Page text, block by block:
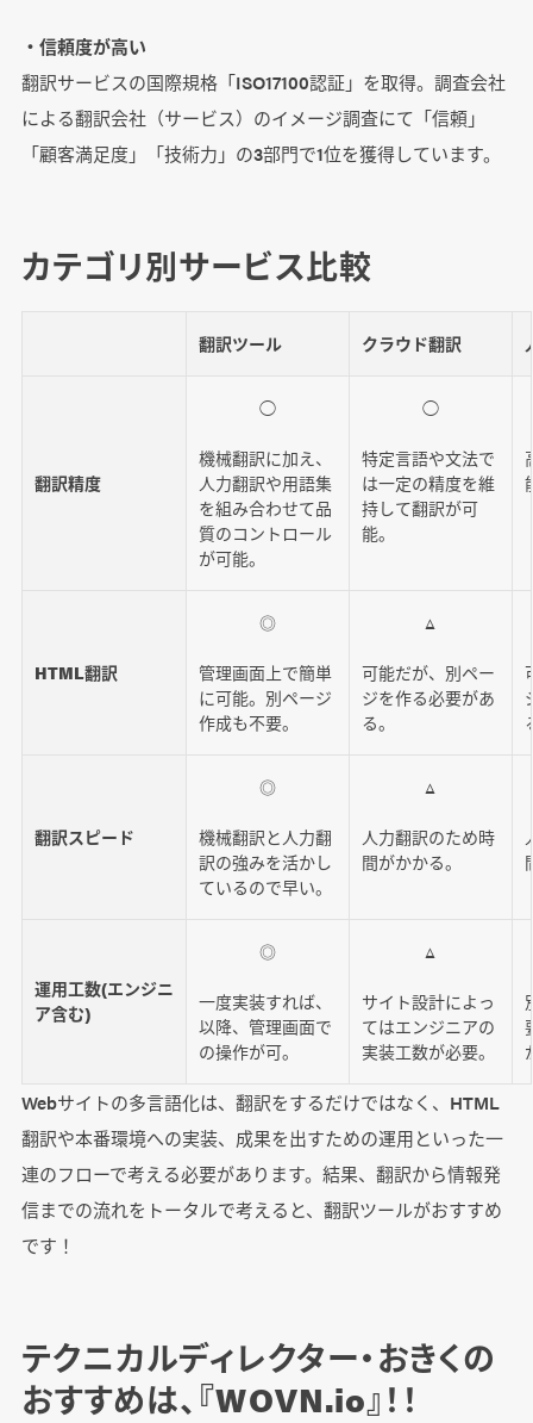
・信頼度が高い
翻訳サービスの国際規格「ISO17100認証」を取得。調査会社
による翻訳会社（サービス）のイメージ調査にて「信頼」
「顧客満足度」「技術力」の3部門で1位を獲得しています。
カテゴリ別サービス比較
翻訳ツール クラウド翻訳
翻訳精度
◯
機械翻訳に加え、
人力翻訳や用語集
を組み合わせて品
質のコントロール
が可能。
◯
特定言語や文法で
は一定の精度を維
持して翻訳が可
能。
HTML翻訳
◎
管理画面上で簡単
に可能。別ページ
作成も不要。
△
可能だが、別ペー
ジを作る必要があ
る。
翻訳スピード
◎
機械翻訳と人力翻
訳の強みを活かし
ているので早い。
△
人力翻訳のため時
間がかかる。
運用工数(エンジニ
ア含む)
◎
一度実装すれば、
以降、管理画面で
の操作が可。
△
サイト設計によっ
てはエンジニアの
実装工数が必要。
Webサイトの多言語化は、翻訳をするだけではなく、HTML
翻訳や本番環境への実装、成果を出すための運用といった一
連のフローで考える必要があります。結果、翻訳から情報発
信までの流れをトータルで考えると、翻訳ツールがおすすめ
です！
テクニカルディレクター・おきくの
おすすめは、『WOVN.io』！！